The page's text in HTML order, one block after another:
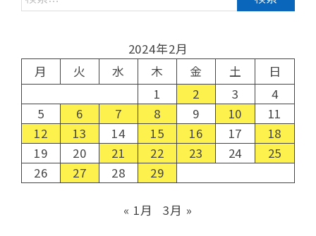
2024年2月
月
火 水 木 金 土
日
1
2 3
4
5
6 7 8 9 10
11
12
13 14 15 16 17
18
19
20 21 22 23 24
25
26
27 28 29
« 1月 3月 »